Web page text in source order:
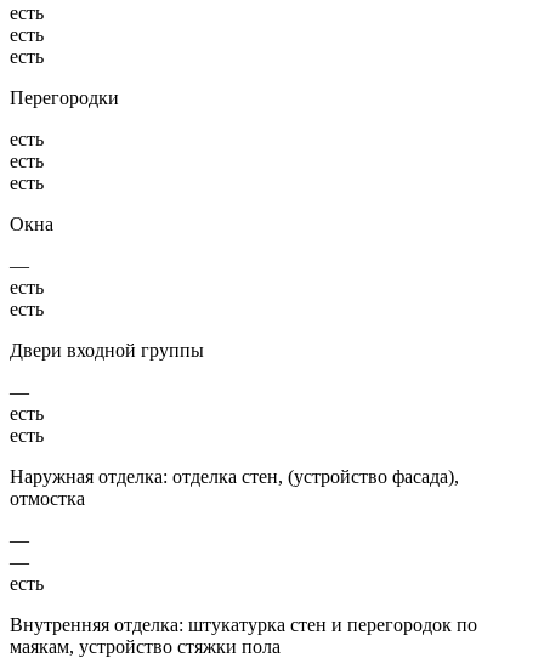
есть
есть
есть
Перегородки
есть
есть
есть
Окна
—
есть
есть
Двери входной группы
—
есть
есть
Наружная отделка: отделка стен, (устройство фасада),
отмостка
—
—
есть
Внутренняя отделка: штукатурка стен и перегородок по
маякам, устройство стяжки пола